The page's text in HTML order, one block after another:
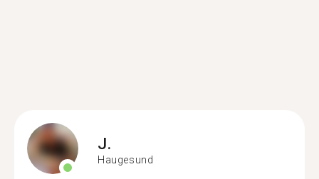
J.
Haugesund